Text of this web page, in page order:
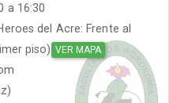
a 16:30
del Acre: Frente al
piso) VER MAPA